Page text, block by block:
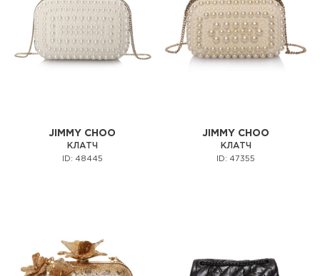
JIMMY CHOO
КЛАТЧ
ID: 48445
JIMMY CHOO
КЛАТЧ
ID: 47355